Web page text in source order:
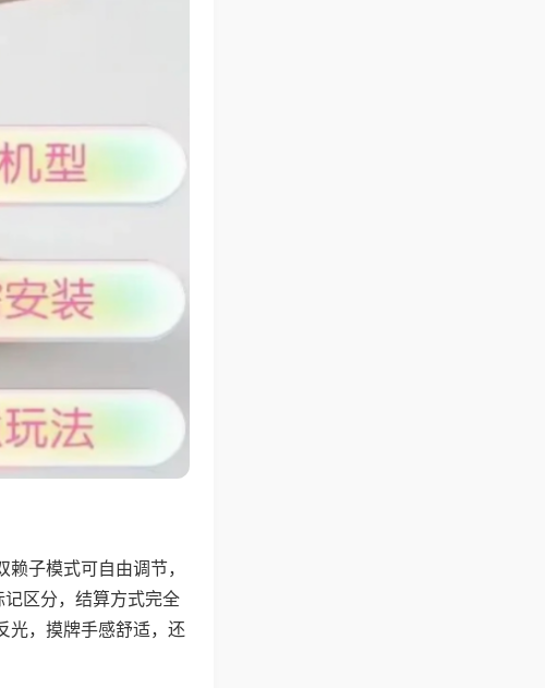
子模式可自由调节，
区分，结算方式完全
光，摸牌手感舒适，还